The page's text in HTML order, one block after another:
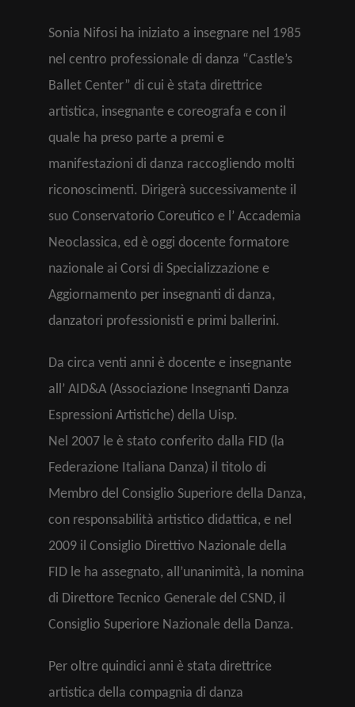
Sonia Nifosi ha iniziato a insegnare nel 1985
nel centro professionale di danza “Castle’s
Ballet Center” di cui è stata direttrice
artistica, insegnante e coreografa e con il
quale ha preso parte a premi e
manifestazioni di danza raccogliendo molti
riconoscimenti. Dirigerà successivamente il
suo Conservatorio Coreutico e l’ Accademia
Neoclassica, ed è oggi docente formatore
nazionale ai Corsi di Specializzazione e
Aggiornamento per insegnanti di danza,
danzatori professionisti e primi ballerini.
Da circa venti anni è docente e insegnante
all’ AID&A (Associazione Insegnanti Danza
Espressioni Artistiche) della Uisp.
Nel 2007 le è stato conferito dalla FID (la
Federazione Italiana Danza) il titolo di
Membro del Consiglio Superiore della Danza,
con responsabilità artistico didattica, e nel
2009 il Consiglio Direttivo Nazionale della
FID le ha assegnato, all’unanimità, la nomina
di Direttore Tecnico Generale del CSND, il
Consiglio Superiore Nazionale della Danza.
Per oltre quindici anni è stata direttrice
artistica della compagnia di danza